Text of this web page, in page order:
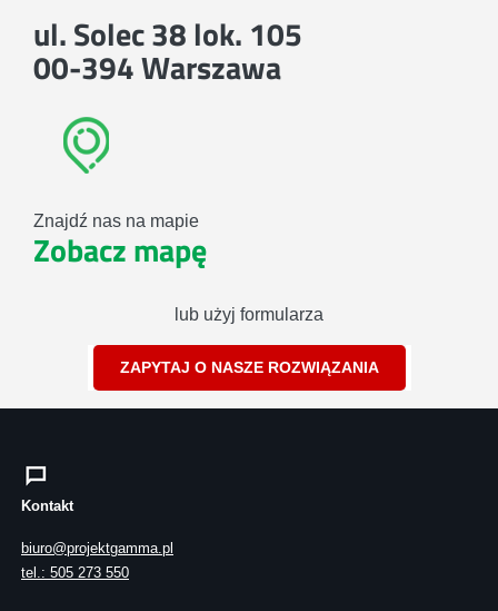
ul. Solec 38 lok. 105
00-394 Warszawa
Znajdź nas na mapie
Zobacz mapę
lub użyj formularza
ZAPYTAJ O NASZE ROZWIĄZANIA
Kontakt
biuro@projektgamma.pl
tel.: 505 273 550